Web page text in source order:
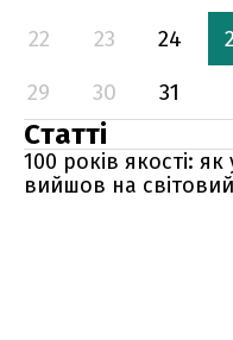
22
23 24
29
30 31
Статті
100 років якості:
вийшов на